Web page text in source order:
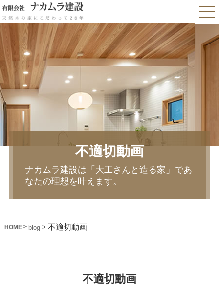
不適切動画
ナカムラ建設は「大工さんと造る家」であ
なたの理想を叶えます。
HOME> blog> 不適切動画
不適切動画